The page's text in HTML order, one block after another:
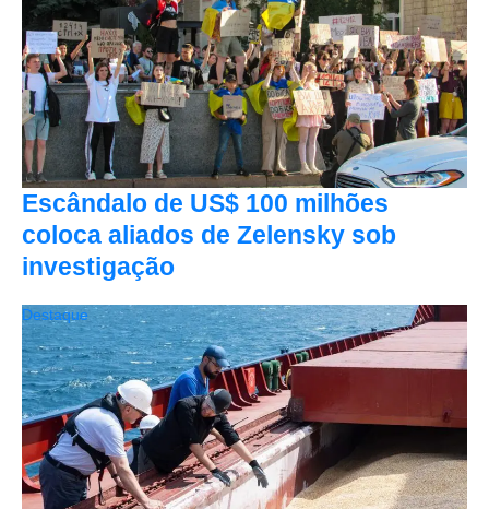
Escândalo de US$ 100 milhões
coloca aliados de Zelensky sob
investigação
Destaque